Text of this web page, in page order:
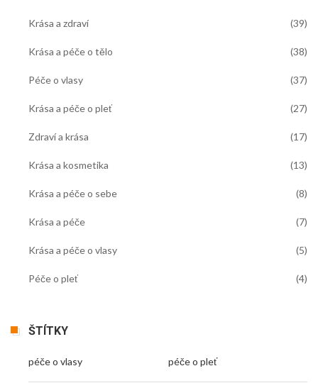
Krása a zdraví (39)
Krása a péče o tělo (38)
Péče o vlasy (37)
Krása a péče o pleť (27)
Zdraví a krása (17)
Krása a kosmetika (13)
Krása a péče o sebe (8)
Krása a péče (7)
Krása a péče o vlasy (5)
Péče o pleť (4)
ŠTÍTKY
péče o vlasy péče o pleť